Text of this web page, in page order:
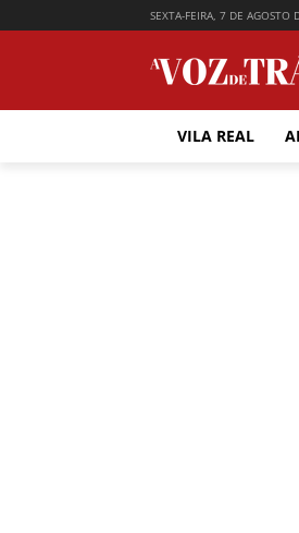
SEXTA-FEIRA, 7 DE AGOSTO
VILA REAL